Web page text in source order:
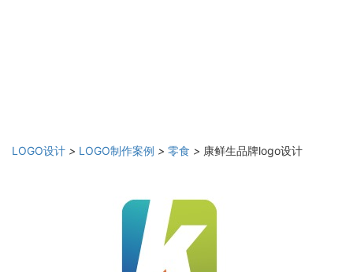
LOGO设计 > LOGO制作案例 > 零食 > 康鲜生品牌logo设计